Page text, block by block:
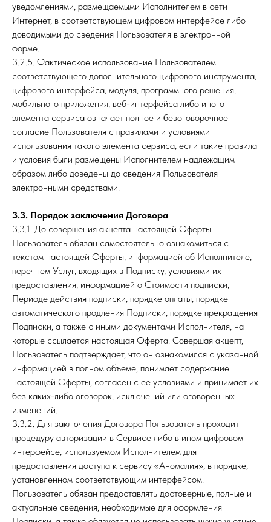
уведомлениями, размещаемыми Исполнителем в сети
Интернет, в соответствующем цифровом интерфейсе либо
доводимыми до сведения Пользователя в электронной
форме.
3.2.5. Фактическое использование Пользователем
соответствующего дополнительного цифрового инструмента,
цифрового интерфейса, модуля, программного решения,
мобильного приложения, веб-интерфейса либо иного
элемента сервиса означает полное и безоговорочное
согласие Пользователя с правилами и условиями
использования такого элемента сервиса, если такие правила
и условия были размещены Исполнителем надлежащим
образом либо доведены до сведения Пользователя
электронными средствами.
3.3. Порядок заключения Договора
3.3.1. До совершения акцепта настоящей Оферты
Пользователь обязан самостоятельно ознакомиться с
текстом настоящей Оферты, информацией об Исполнителе,
перечнем Услуг, входящих в Подписку, условиями их
предоставления, информацией о Стоимости подписки,
Периоде действия подписки, порядке оплаты, порядке
автоматического продления Подписки, порядке прекращения
Подписки, а также с иными документами Исполнителя, на
которые ссылается настоящая Оферта. Совершая акцепт,
Пользователь подтверждает, что он ознакомился с указанной
информацией в полном объеме, понимает содержание
настоящей Оферты, согласен с ее условиями и принимает их
без каких-либо оговорок, исключений или оговоренных
изменений.
3.3.2. Для заключения Договора Пользователь проходит
процедуру авторизации в Сервисе либо в ином цифровом
интерфейсе, используемом Исполнителем для
предоставления доступа к сервису «Аномалия», в порядке,
установленном соответствующим интерфейсом.
Пользователь обязан предоставлять достоверные, полные и
актуальные сведения, необходимые для оформления